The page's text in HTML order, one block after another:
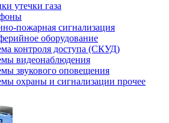
утечки газа
пожарная сигнализация
оборудование
контроля доступа (СКУД)
видеонаблюдения
звукового оповещения
охраны и сигнализации прочее